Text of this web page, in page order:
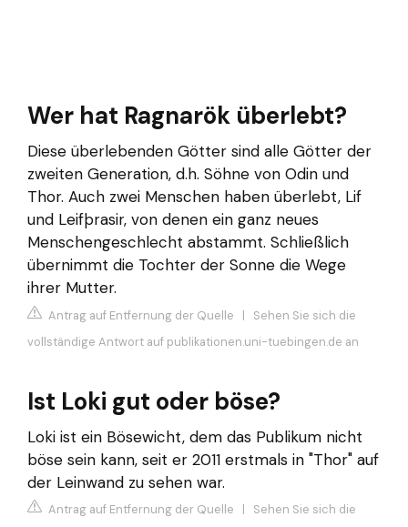
Wer hat Ragnarök überlebt?
Diese überlebenden Götter sind alle Götter der
zweiten Generation, d.h. Söhne von Odin und
Thor. Auch zwei Menschen haben überlebt, Lif
und Leifþrasir, von denen ein ganz neues
Menschengeschlecht abstammt. Schließlich
übernimmt die Tochter der Sonne die Wege
ihrer Mutter.
Antrag auf Entfernung der Quelle | Sehen Sie sich die
vollständige Antwort auf publikationen.uni-tuebingen.de an
Ist Loki gut oder böse?
Loki ist ein Bösewicht, dem das Publikum nicht
böse sein kann, seit er 2011 erstmals in "Thor" auf
der Leinwand zu sehen war.
Antrag auf Entfernung der Quelle | Sehen Sie sich die